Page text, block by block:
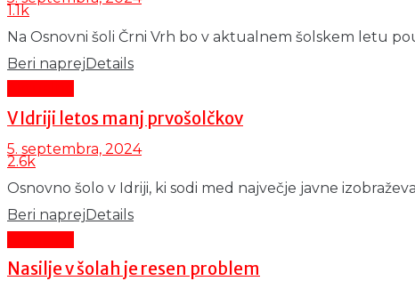
1.1k
Na Osnovni šoli Črni Vrh bo v aktualnem šolskem letu
Beri naprejDetails
V Idriji letos manj prvošolčkov
5. septembra, 2024
2.6k
Osnovno šolo v Idriji, ki sodi med največje javne
Beri naprejDetails
Nasilje v šolah je resen problem